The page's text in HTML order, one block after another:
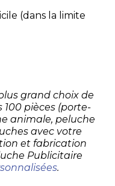
(dans la limite
grand choix de
100 pièces (porte-
animale, peluche
avec votre
et fabrication
Publicitaire
.